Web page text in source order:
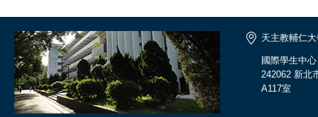
天主教輔仁
國際學生中心
242062 新北
A117室